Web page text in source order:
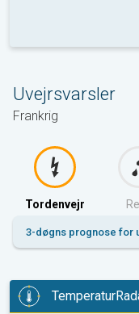
Uvejrsvarsler
Frankrig
Tordenvejr
3-døgns prognose for